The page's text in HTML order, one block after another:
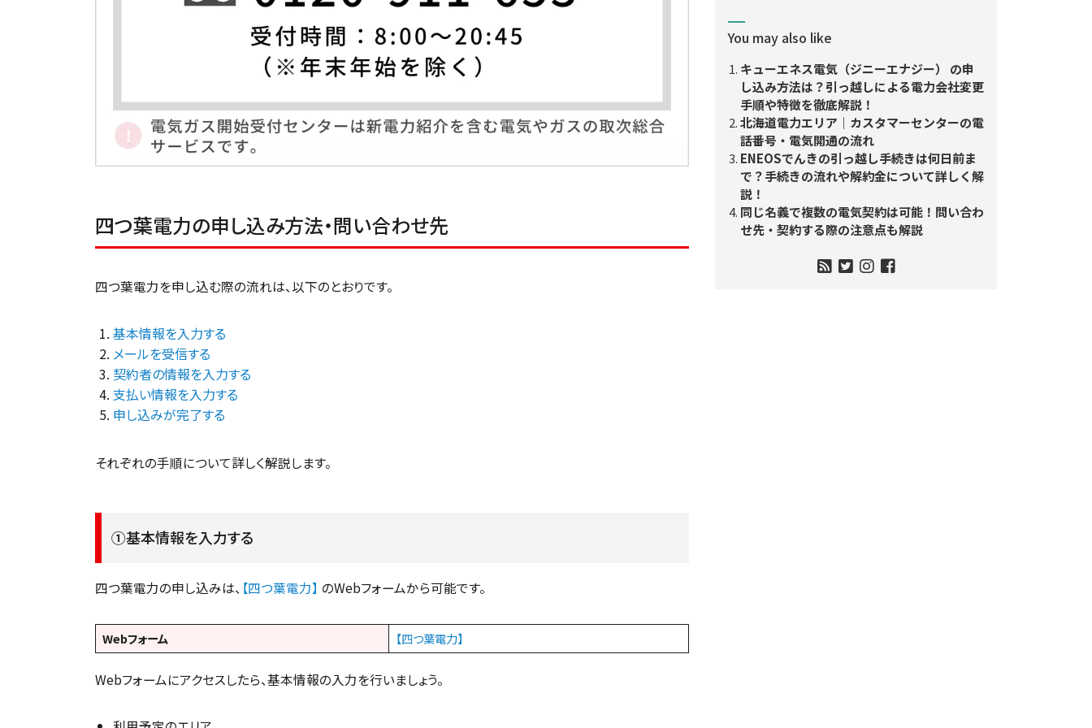
四つ葉電力の申し込み方法・問い合わせ先
四つ葉電力を申し込む際の流れは、以下のとおりです。
基本情報を入力する
メールを受信する
契約者の情報を入力する
支払い情報を入力する
申し込みが完了する
それぞれの手順について詳しく解説します。
①基本情報を入力する
四つ葉電力の申し込みは、 【四つ葉電力】 のWebフォームから可能です。
Webフォーム 【四つ葉電力】
Webフォームにアクセスしたら、基本情報の入力を行いましょう。
You may also like
キューエネス電気（ジニーエナジー） の申
し込み方法は？引っ越しによる電力会社変更
手順や特徴を徹底解説！
北海道電力エリア｜カスタマーセンターの電
話番号・電気開通の流れ
ENEOSでんきの引っ越し手続きは何日前ま
で？手続きの流れや解約金について詳しく解
説！
同じ名義で複数の電気契約は可能！問い合わ
せ先・契約する際の注意点も解説